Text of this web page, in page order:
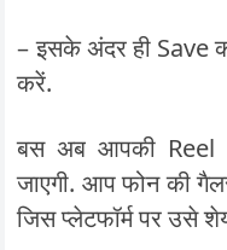
– इसके अंदर ही Save
करें.
बस अब आपकी Reel
जाएगी. आप फोन की
जिस प्लेटफॉर्म पर उसे